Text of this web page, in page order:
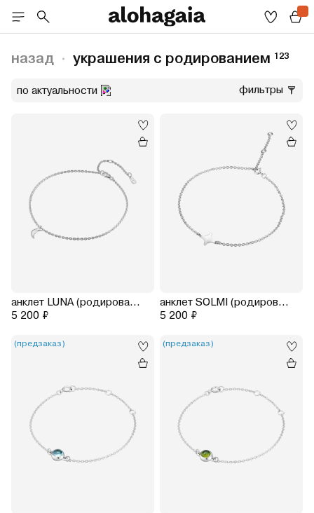
назад украшения с родированием 123
по актуальности фильтры
анклет LUNA (родирование)
5 200 ₽
анклет SOLMI (родирование)
5 200 ₽
(предзаказ) (предзаказ)